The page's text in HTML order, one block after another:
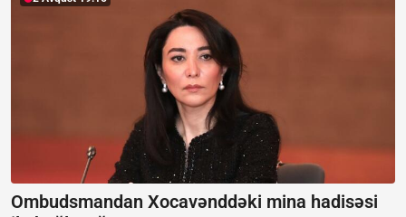
Ombudsmandan Xocavənddəki mina hadisəsi